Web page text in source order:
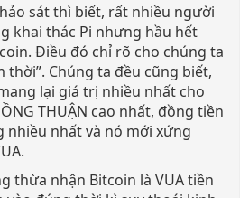
sát thì biết, rất nhiều người
khai thác Pi nhưng hầu hết
Điều đó chỉ rõ cho chúng ta
thời”. Chúng ta đều cũng biết,
lại giá trị nhiều nhất cho
THUẬN cao nhất, đồng tiền
nhiều nhất và nó mới xứng
thừa nhận Bitcoin là VUA tiền